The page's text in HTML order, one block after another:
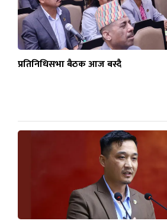
प्रतिनिधिसभा बैठक आज बस्दै